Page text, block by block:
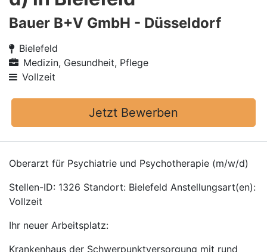
Bauer B+V GmbH - Düsseldorf
Bielefeld
Medizin, Gesundheit, Pflege
Vollzeit
Jetzt Bewerben
Oberarzt für Psychiatrie und Psychotherapie (m/w/d)
Stellen-ID: 1326 Standort: Bielefeld Anstellungsart(en):
Vollzeit
Ihr neuer Arbeitsplatz:
Krankenhaus der Schwerpunktversorgung mit rund